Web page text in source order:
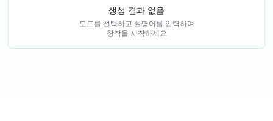
생성 결과 없음
모드를 선택하고 설명어를 입력하여
창작을 시작하세요